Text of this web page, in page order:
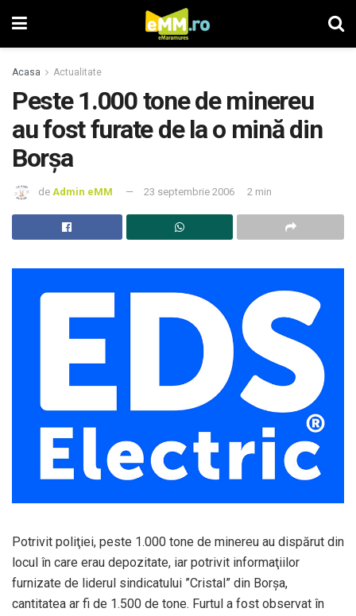
Acasa Actualitate
Peste 1.000 tone de minereu
au fost furate de la o mină din
Borşa
de Admin eMM 23 septembrie 2006 2 min
Potrivit poliţiei, peste 1.000 tone de minereu au dispărut din
locul în care erau depozitate, iar potrivit informaţiilor
furnizate de liderul sindicatului ”Cristal” din Borşa,
cantitatea ar fi de 1.500 de tone. Furtul a fost observat în